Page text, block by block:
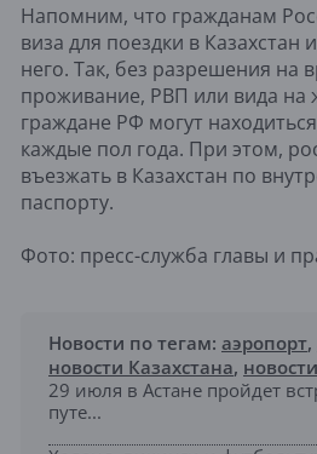
Напомним, что гражданам
виза для поездки в Казахстан
него. Так, без разрешения на
проживание, РВП или вида на
граждане РФ могут
каждые пол года. При этом,
въезжать в Казахстан по
паспорту.
Фото: пресс-служба главы и
Новости по тегам: аэропорт,
новости Казахстана,
29 июля в Астане пройдет
путе...